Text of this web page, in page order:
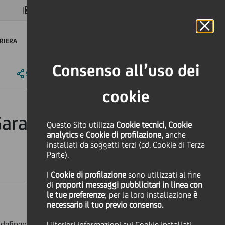
Consenso all’uso dei
cookie
Questo Sito utilizza Cookie tecnici, Cookie
analyticse Cookie di profilazione, anche
installati da soggetti terzi (cd. Cookie di Terza
Parte).
I Cookie di profilazione sono utilizzati al fine
di proporti messaggi pubblicitari in linea con
le tue preferenze; per la loro installazione è
necessario il tuo previo consenso.
SHARE PRINT SEND
da 1